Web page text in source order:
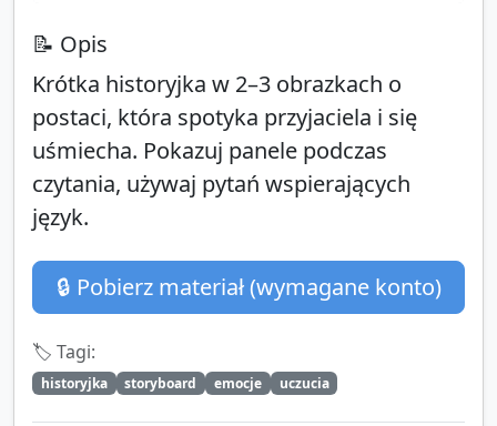
📝 Opis
Krótka historyjka w 2–3 obrazkach o
postaci, która spotyka przyjaciela i się
uśmiecha. Pokazuj panele podczas
czytania, używaj pytań wspierających
język.
🔒 Pobierz materiał (wymagane konto)
🏷️ Tagi:
historyjka storyboard emocje uczucia